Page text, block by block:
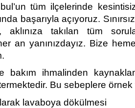
tüm ilçelerinde
başarıyla açıyoruz.
aklınıza takılan tüm
an yanınızdayız. Bize
bakım ihmalinden
Bu sebeplere
lavaboya dökülmesi